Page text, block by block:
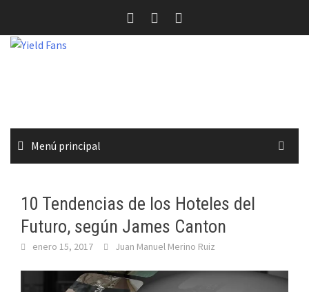
contenido
Menú principal
10 Tendencias de los Hoteles del
Futuro, según James Canton
enero 15, 2017 Juan Manuel Merino Ruiz